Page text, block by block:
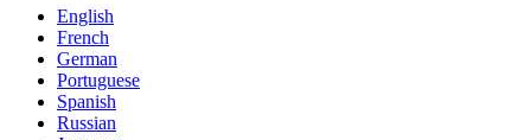
English
French
German
Portuguese
Spanish
Russian